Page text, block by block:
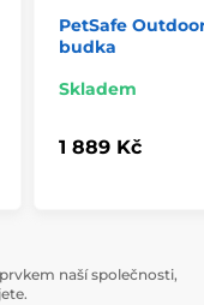
PetSafe
budka
Skladem
1 889 Kč
naší společnosti,